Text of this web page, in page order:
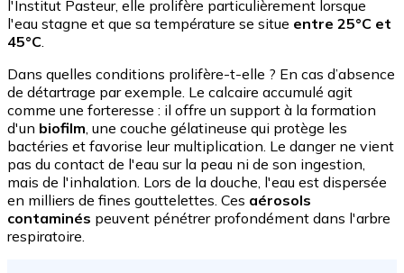
l'Institut Pasteur, elle prolifère particulièrement lorsque
l'eau stagne et que sa température se situe entre 25°C et
45°C.
Dans quelles conditions prolifère-t-elle ? En cas d’absence
de détartrage par exemple. Le calcaire accumulé agit
comme une forteresse : il offre un support à la formation
d'un biofilm, une couche gélatineuse qui protège les
bactéries et favorise leur multiplication. Le danger ne vient
pas du contact de l'eau sur la peau ni de son ingestion,
mais de l'inhalation. Lors de la douche, l'eau est dispersée
en milliers de fines gouttelettes. Ces aérosols
contaminés peuvent pénétrer profondément dans l'arbre
respiratoire.